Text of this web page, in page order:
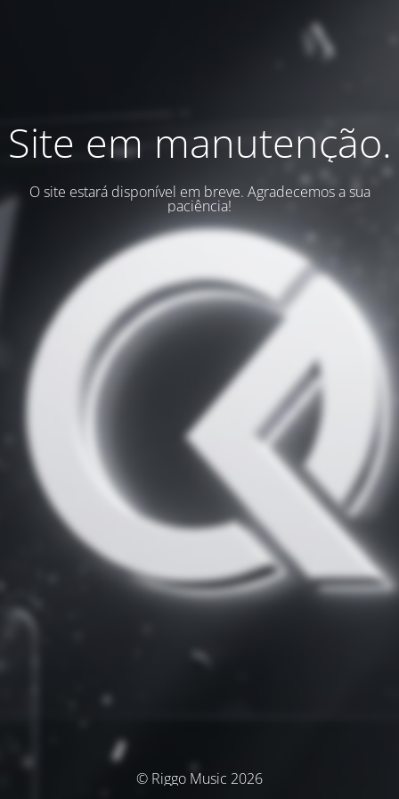
Site em manutenção.
O site estará disponível em breve. Agradecemos a sua
paciência!
© Riggo Music 2026